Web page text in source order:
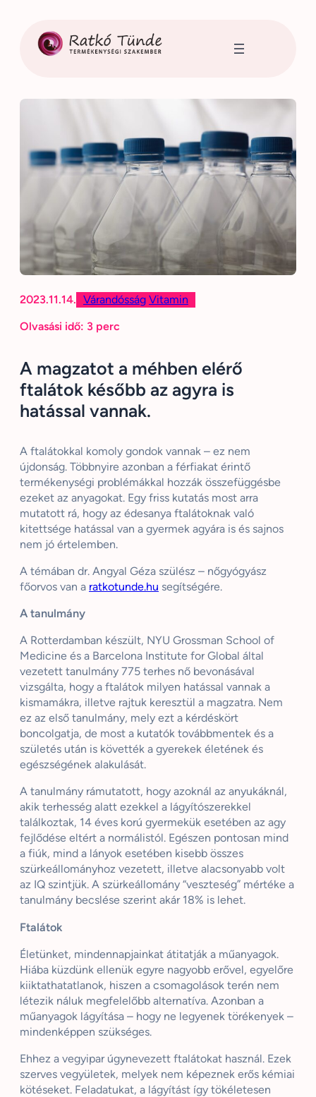
tartalomhoz
2023.11.14. Várandósság Vitamin
Olvasási idő: 3 perc
A magzatot a méhben elérő
ftalátok később az agyra is
hatással vannak.
A ftalátokkal komoly gondok vannak – ez nem
újdonság. Többnyire azonban a férfiakat érintő
termékenységi problémákkal hozzák összefüggésbe
ezeket az anyagokat. Egy friss kutatás most arra
mutatott rá, hogy az édesanya ftalátoknak való
kitettsége hatással van a gyermek agyára is és sajnos
nem jó értelemben.
A témában dr. Angyal Géza szülész – nőgyógyász
főorvos van a ratkotunde.hu segítségére.
A tanulmány
A Rotterdamban készült, NYU Grossman School of
Medicine és a Barcelona Institute for Global által
vezetett tanulmány 775 terhes nő bevonásával
vizsgálta, hogy a ftalátok milyen hatással vannak a
kismamákra, illetve rajtuk keresztül a magzatra. Nem
ez az első tanulmány, mely ezt a kérdéskört
boncolgatja, de most a kutatók továbbmentek és a
születés után is követték a gyerekek életének és
egészségének alakulását.
A tanulmány rámutatott, hogy azoknál az anyukáknál,
akik terhesség alatt ezekkel a lágyítószerekkel
találkoztak, 14 éves korú gyermekük esetében az agy
fejlődése eltért a normálistól. Egészen pontosan mind
a fiúk, mind a lányok esetében kisebb összes
szürkeállományhoz vezetett, illetve alacsonyabb volt
az IQ szintjük. A szürkeállomány “veszteség” mértéke a
tanulmány becslése szerint akár 18% is lehet.
Ftalátok
Életünket, mindennapjainkat átitatják a műanyagok.
Hiába küzdünk ellenük egyre nagyobb erővel, egyelőre
kiiktathatatlanok, hiszen a csomagolások terén nem
létezik náluk megfelelőbb alternatíva. Azonban a
műanyagok lágyítása – hogy ne legyenek törékenyek –
mindenképpen szükséges.
Ehhez a vegyipar úgynevezett ftalátokat használ. Ezek
szerves vegyületek, melyek nem képeznek erős kémiai
kötéseket. Feladatukat, a lágyítást így tökéletesen